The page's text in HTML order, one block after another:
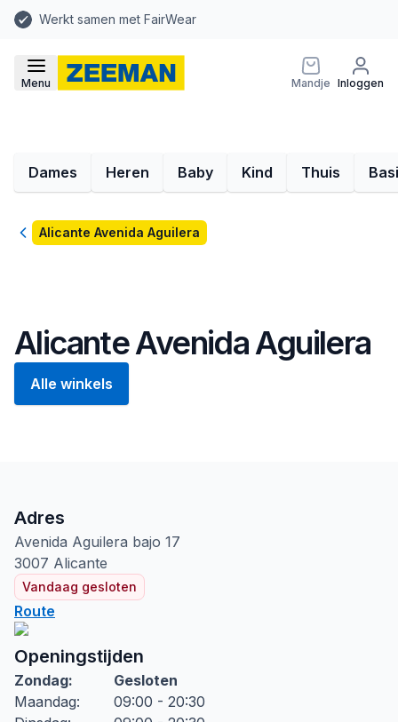
Werkt samen met FairWear
Menu Mandje Inloggen
Dames Heren Baby Kind Thuis
TerugAlicante Avenida Aguilera
Alicante Avenida Aguilera
Alle winkels
Adres
Avenida Aguilera bajo 17
3007 Alicante
Vandaag gesloten
Route
Openingstijden
Zondag:
Gesloten
Maandag:
09:00 - 20:30